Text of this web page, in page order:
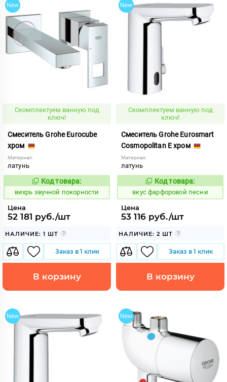
Скомплектуем ванную под
ключ!
Смеситель Grohe Eurocube
хром
Материал:
латунь
Код:
160072
Код товара:
вихрь звучной покорности
Цена
52 181 руб./шт
НАЛИЧИЕ: 1 ШТ
Заказ в 1 клик
В корзину
Скомплектуем ванную под
ключ!
Смеситель Grohe Eurosmart
Cosmopolitan E хром
Материал:
латунь
Код:
185819
Код товара:
вкус фарфоровой песни
Цена
53 116 руб./шт
НАЛИЧИЕ: 2 ШТ
Заказ в 1 клик
В корзину